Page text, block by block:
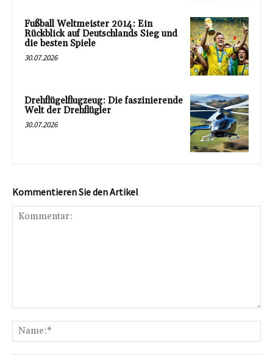
Fußball Weltmeister 2014: Ein
Rückblick auf Deutschlands Sieg und
die besten Spiele
30.07.2026
Drehflügelflugzeug: Die faszinierende
Welt der Drehflügler
30.07.2026
Kommentieren Sie den Artikel